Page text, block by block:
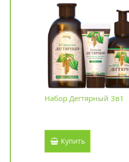
Набор Дегтярный 3в1
Купить